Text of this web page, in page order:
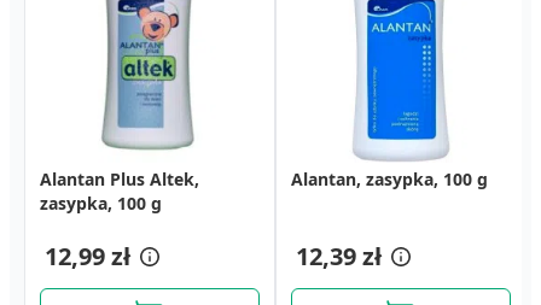
Alantan Plus Altek,
zasypka, 100 g
12,99 zł
Alantan, zasypka, 100 g
12,39 zł
Masc z tlenkiem cynku,
(Avena), 20 g
4,69 zł
Linomag, puder dla dzieci
17,79 zł
Calcium Teva, tabletki
musujące, 14 szt.
Linomag, Bobo A+E, krem